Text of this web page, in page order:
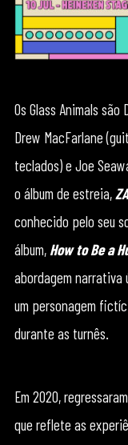
Os Glass Animals
Drew MacFarlane
teclados) e Joe
o álbum de estreia,
conhecido pelo seu
álbum, How to Be a
abordagem narrativa
um personagem
durante as turnês.
Em 2020,
que reflete as